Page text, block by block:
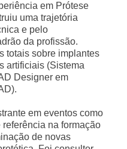
em Prótese
uma trajetória
e pelo
da profissão.
totais sobre implantes
artificiais (Sistema
Designer em
em eventos como
na formação
de novas